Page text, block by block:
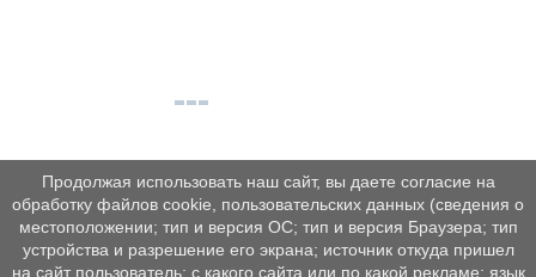
Продолжая использовать наш сайт, вы даете согласие на
обработку файлов cookie, пользовательских данных (сведения о
местоположении; тип и версия ОС; тип и версия Браузера; тип
устройства и разрешение его экрана; источник откуда пришел
на сайт пользователь; с какого сайта или по какой рекламе; язык